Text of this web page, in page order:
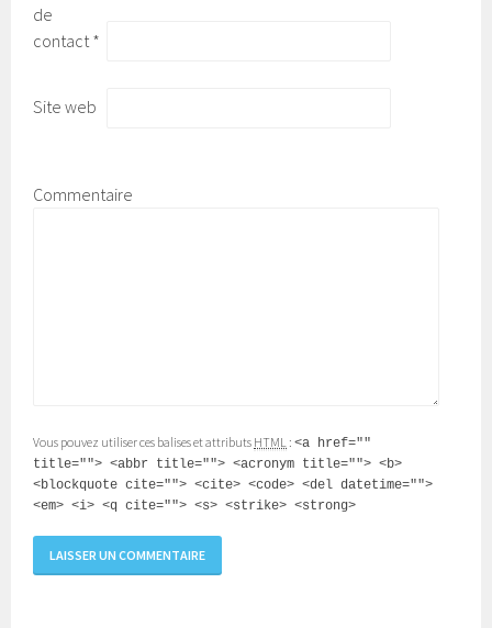
de
contact *
Site web
Commentaire
Vous pouvez utiliser ces balises et attributs HTML :<a href=""
title=""> <abbr title=""> <acronym title=""> <b>
<blockquote cite=""> <cite> <code> <del datetime="">
<em> <i> <q cite=""> <s> <strike> <strong>